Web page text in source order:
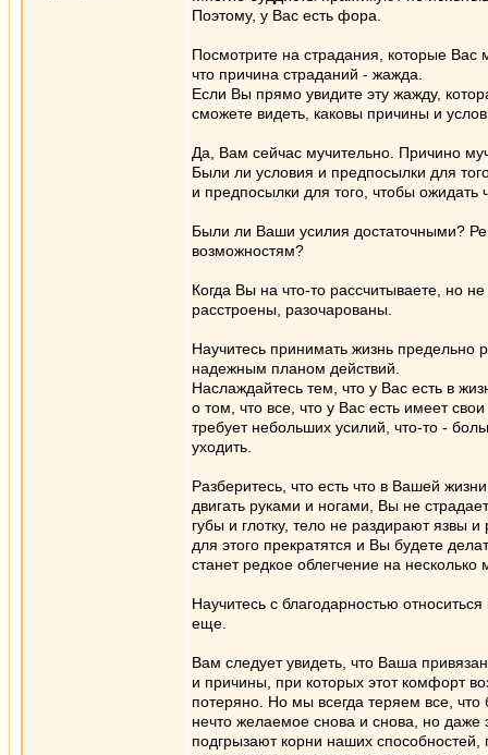
Поэтому, у Вас есть фора.
Посмотрите на страдания, которые Вас
что причина страданий - жажда.
Если Вы прямо увидите эту жажду,
сможете видеть, каковы причины и
Да, Вам сейчас мучительно. Причино
Были ли условия и предпосылки для
и предпосылки для того, чтобы ожидать
Были ли Ваши усилия достаточными?
возможностям?
Когда Вы на что-то рассчитываете, но
расстроены, разочарованы.
Научитесь принимать жизнь
надежным планом действий.
Наслаждайтесь тем, что у Вас есть в
о том, что все, что у Вас есть имеет
требует небольших усилий, что-то -
уходить.
Разберитесь, что есть что в Вашей
двигать руками и ногами, Вы не
губы и глотку, тело не раздирают язвы
для этого прекратятся и Вы будете
станет редкое облегчение на несколько
Научитесь с благодарностью
еще.
Вам следует увидеть, что Ваша
и причины, при которых этот комфорт
потеряно. Но мы всегда теряем все,
нечто желаемое снова и снова, но
подгрызают корни наших